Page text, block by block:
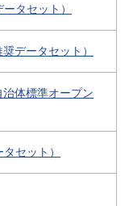
タセット）
データセット）
体標準オープン
セット）